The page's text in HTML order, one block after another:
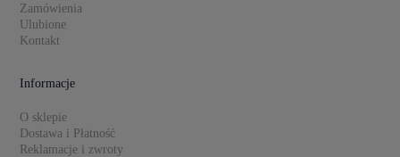
Zamówienia
Ulubione
Kontakt
Informacje
O sklepie
Dostawa i Płatność
Reklamacje i zwroty